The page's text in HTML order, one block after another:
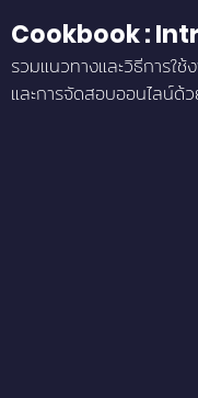
Cookbook :
รวมแนวทางและวิธีการใ
และการจัดสอบออนไลน์ด้